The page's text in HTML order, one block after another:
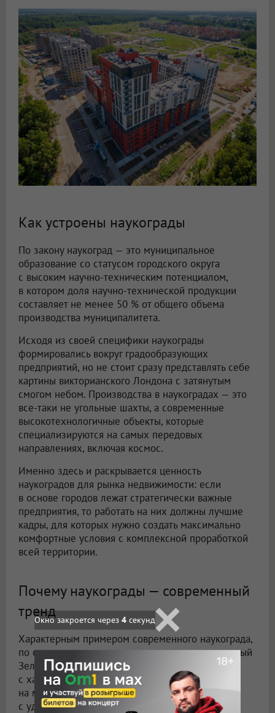
Как устроены наукограды
По закону наукоград — это муниципальное
образование со статусом городского округа
с высоким научно-техническим потенциалом,
в котором доля научно-технической продукции
составляет не менее 50 % от общего объема
производства муниципалитета.
Исходя из своей специфики наукограды
формировались вокруг градообразующих
предприятий, но не стоит сразу представлять себе
картины викторианского Лондона с затянутым
смогом небом. Производства в наукоградах — это
все-таки не угольные шахты, а современные
высокотехнологичные объекты, которые
специализируются на самых передовых
направлениях, включая космос.
Именно здесь и раскрывается ценность
наукоградов для рынка недвижимости: если
в основе городов лежат стратегически важные
предприятия, то работать на них должны лучшие
кадры, для которых нужно создать максимально
комфортные условия с комплексной проработкой
всей территории.
Почему наукограды — современный
тренд
Характерным примером современного наукограда,
по сути, но не по статусу, выступает подмосковный
Зеленоград. Фактически это автономный город
с характерной планировкой и делением
на микрорайоны, развитой инфраструктурой
с удобной логистикой и обилием зеленых зон.
Окно закроется через 2 секунд